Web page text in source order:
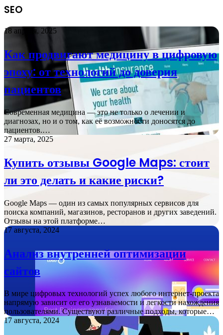
SEO
18 апреля, 2025
Как продвигают медицину в цифровую
эпоху: от технологий до доверия
пациентов
Современная медицина — это не только о лечении и
диагнозах, но и о том, как её возможности доносятся до
пациентов.…
27 марта, 2025
Купить отзывы Google Maps: стоит
ли это делать и какие риски?
Google Maps — один из самых популярных сервисов для
поиска компаний, магазинов, ресторанов и других заведений.
Отзывы на этой платформе…
17 августа, 2024
Анализ внутренней оптимизации
сайтов
В мире цифровых технологий успех любого интернет-проекта
напрямую зависит от его узнаваемости и легкости нахождения
пользователями. Существуют различные подходы, которые…
17 августа, 2024